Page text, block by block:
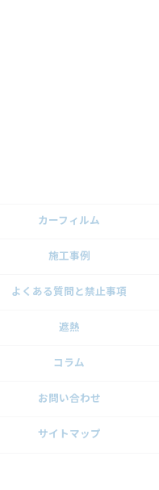
カーフィルム
施工事例
よくある質問と禁止事項
遮熱
コラム
お問い合わせ
サイトマップ